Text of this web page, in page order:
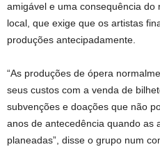
amigável e uma consequência do
local, que exige que os artistas
produções antecipadamente.
“As produções de ópera
seus custos com a venda de
subvenções e doações que não
anos de antecedência quando as
planeadas”, disse o grupo num